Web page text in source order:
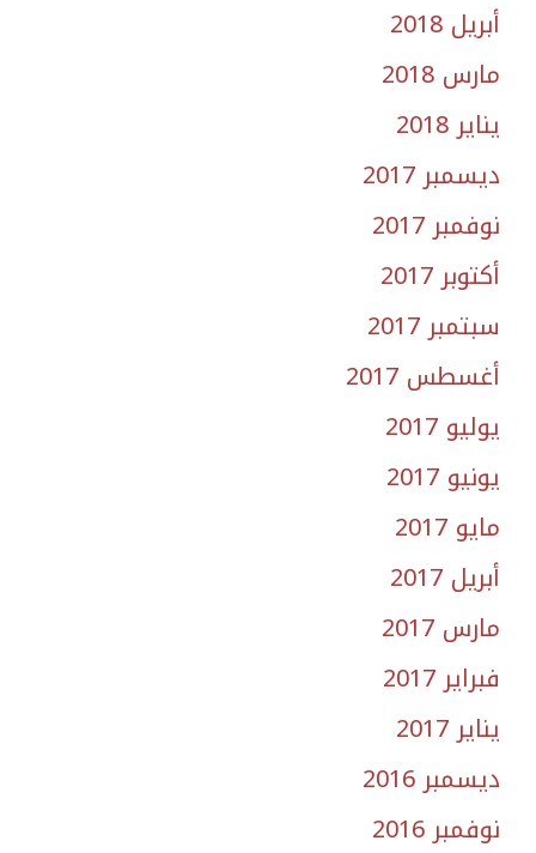
أبريل 2018
مارس 2018
يناير 2018
ديسمبر 2017
نوفمبر 2017
أكتوبر 2017
سبتمبر 2017
أغسطس 2017
يوليو 2017
يونيو 2017
مايو 2017
أبريل 2017
مارس 2017
فبراير 2017
يناير 2017
ديسمبر 2016
نوفمبر 2016